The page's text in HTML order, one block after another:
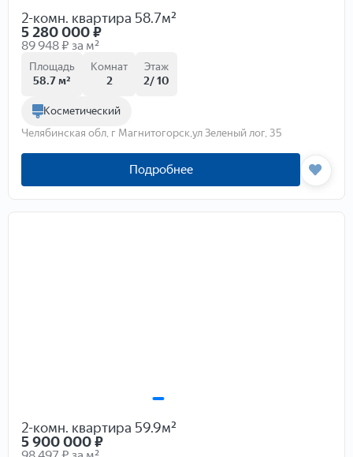
2-комн. квартира 58.7м²
5 280 000₽
89 948 ₽ за м²
Площадь
58.7 м²
Комнат
2
Этаж
2/ 10
Косметический
Челябинская обл, г Магнитогорск,ул Зеленый лог, 35
Подробнее
2-комн. квартира 59.9м²
5 900 000₽